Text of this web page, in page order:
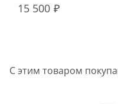
15 500
С этим товаром